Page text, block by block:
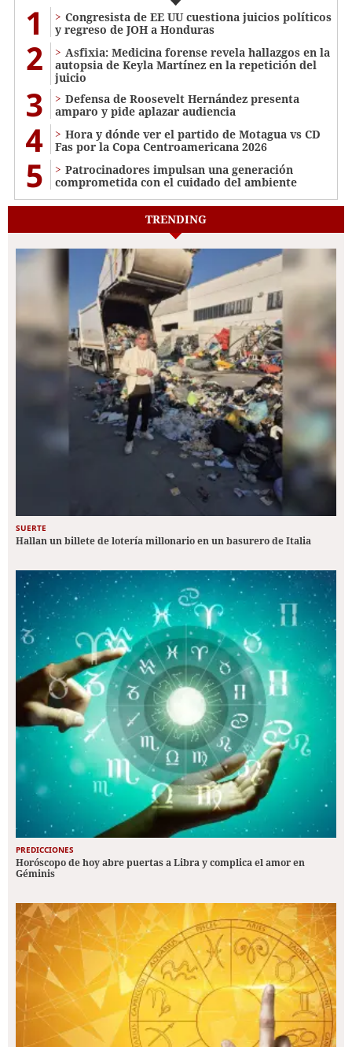
1
Congresista de EE UU cuestiona juicios políticos
y regreso de JOH a Honduras
2
Asfixia: Medicina forense revela hallazgos en la
autopsia de Keyla Martínez en la repetición del
juicio
3
Defensa de Roosevelt Hernández presenta
amparo y pide aplazar audiencia
4
Hora y dónde ver el partido de Motagua vs CD
Fas por la Copa Centroamericana 2026
5
Patrocinadores impulsan una generación
comprometida con el cuidado del ambiente
TRENDING
SUERTE
Hallan un billete de lotería millonario en un basurero de Italia
PREDICCIONES
Horóscopo de hoy abre puertas a Libra y complica el amor en
Géminis